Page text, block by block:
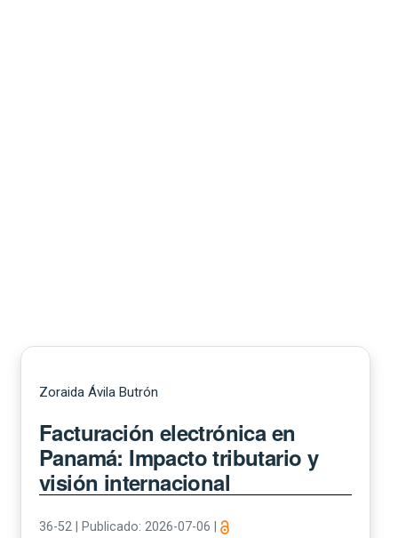
Zoraida Ávila Butrón
Facturación electrónica en
Panamá: Impacto tributario y
visión internacional
36-52 Publicado: 2026-07-06